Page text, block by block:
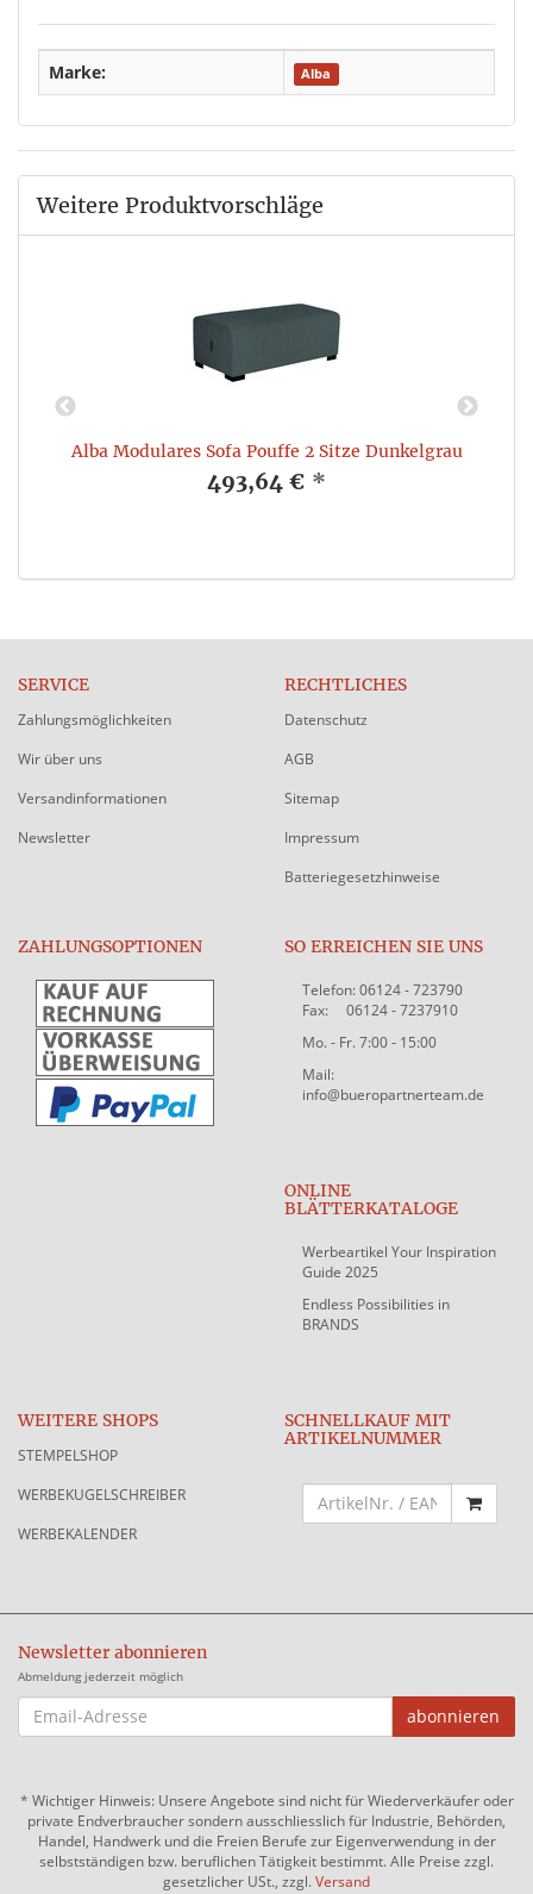
Marke: Alba
Weitere Produktvorschläge
Alba Modulares Sofa Pouffe 2 Sitze Dunkelgrau
493,64 € *
SERVICE
Zahlungsmöglichkeiten
Wir über uns
Versandinformationen
Newsletter
RECHTLICHES
Datenschutz
AGB
Sitemap
Impressum
Batteriegesetzhinweise
ZAHLUNGSOPTIONEN SO ERREICHEN SIE UNS
Telefon: 06124 - 723790
Fax: 06124 - 7237910
Mo. - Fr. 7:00 - 15:00
Mail:
info@bueropartnerteam.de
ONLINE
BLÄTTERKATALOGE
Werbeartikel Your Inspiration
Guide 2025
Endless Possibilities in
BRANDS
WEITERE SHOPS
STEMPELSHOP
WERBEKUGELSCHREIBER
WERBEKALENDER
SCHNELLKAUF MIT
ARTIKELNUMMER
Newsletter abonnieren
Abmeldung jederzeit möglich
EMAIL-
ADRESSE
abonnieren
* Wichtiger Hinweis: Unsere Angebote sind nicht für Wiederverkäufer oder
private Endverbraucher sondern ausschliesslich für Industrie, Behörden,
Handel, Handwerk und die Freien Berufe zur Eigenverwendung in der
selbstständigen bzw. beruflichen Tätigkeit bestimmt. Alle Preise zzgl.
gesetzlicher USt., zzgl.Versand